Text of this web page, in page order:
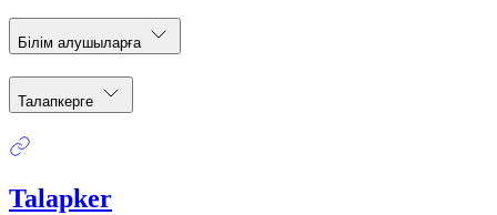
Білім алушыларға
Талапкерге
Talapker